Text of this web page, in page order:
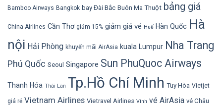
Bamboo Airways Bangkok bay Đài Bắc Buôn Ma Thuột bảng giá
China Airlines Cần Thơ giảm 15% giảm giá vé Huế Hàn Quốc Hà
nội Hải Phòng khuyến mãi AirAsia kuala Lumpur Nha Trang
Phú Quốc Seoul Singapore Sun PhuQuoc Airways
Thanh Hóa Thái Lan Tp.Hồ Chí Minh Tuy Hòa Vietjet
giá rẻ Vietnam Airlines Vietravel Airlines Vinh vé AirAsia vé Châu